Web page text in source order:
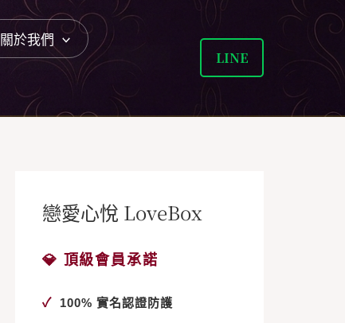
關於我們
LINE
戀愛心悅 LoveBox
💎 頂級會員承諾
✓ 100% 實名認證防護